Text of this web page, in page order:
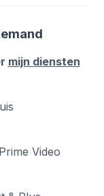
mijn diensten
Video